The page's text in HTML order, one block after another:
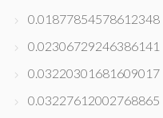
0.01877854578612348
0.02306729246386141
0.03220301681609017
0.03227612002768865